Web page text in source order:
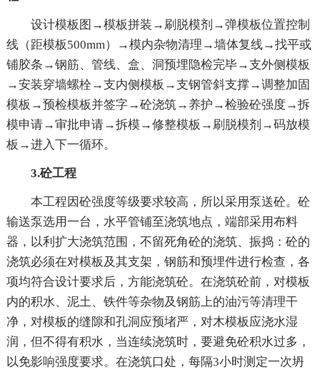
设计模板图→模板拼装→刷脱模剂→弹模板位置控制
线（距模板500mm）→模内杂物清理→墙体复线→找平或
铺胶条→钢筋、管线、盒、洞预埋隐检完毕→支外侧模板
→安装穿墙螺栓→支内侧模板→支钢管斜支撑→调整加固
模板→预检模板并签字→砼浇筑→养护→检验砼强度→拆
模申请→审批申请→拆模→修整模板→刷脱模剂→码放模
板→进入下一循环。
3.砼工程
本工程因砼强度等级要求较高，所以采用泵送砼。砼
输送泵选用一台，水平管铺至浇筑地点，端部采用布料
器，以利扩大浇筑范围，不留死角砼的浇筑、振捣：砼的
浇筑必须在对模板及其支架，钢筋和预埋件进行检查，各
项均符合设计要求后，方能浇筑砼。在浇筑砼前，对模板
内的积水、泥土、铁件等杂物及钢筋上的油污等清理干
净，对模板的缝隙和孔洞应预堵严，对木模板应浇水湿
润，但不得有积水，当连续浇筑时，要避免砼积水过多，
以免影响强度要求。在浇筑口处，每隔3小时测定一次坍